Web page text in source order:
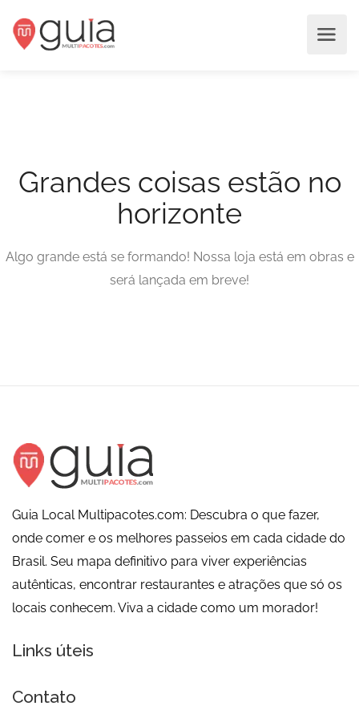
Grandes coisas estão no
horizonte
Algo grande está se formando! Nossa loja está em obras e
será lançada em breve!
Guia Local Multipacotes.com: Descubra o que fazer,
onde comer e os melhores passeios em cada cidade do
Brasil. Seu mapa definitivo para viver experiências
autênticas, encontrar restaurantes e atrações que só os
locais conhecem. Viva a cidade como um morador!
Links úteis
Contato